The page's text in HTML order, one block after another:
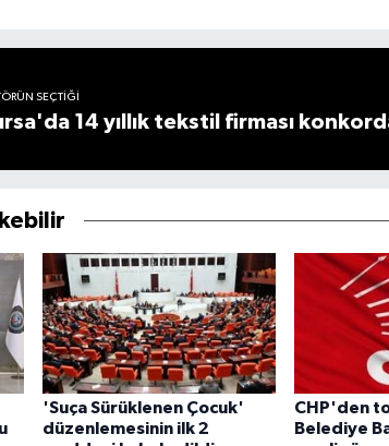
SEÇTIĞI
14 yıllık tekstil firması
'Suça Sürüklenen Çocuk'
düzenlemesinin ilk 2
CHP'den
Belediye